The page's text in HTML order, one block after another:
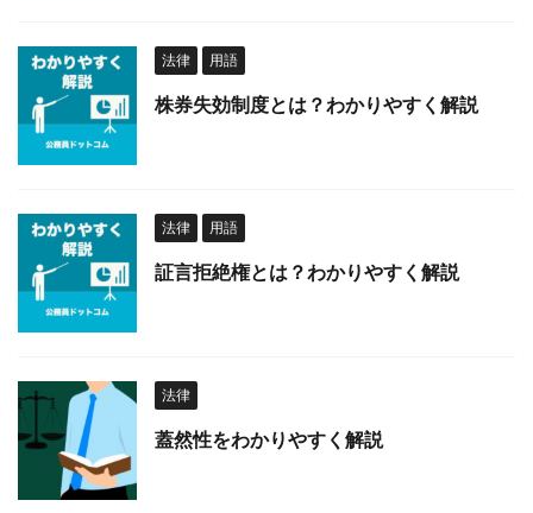
法律 用語
株券失効制度とは？わかりやすく解説
法律 用語
証言拒絶権とは？わかりやすく解説
法律
蓋然性をわかりやすく解説